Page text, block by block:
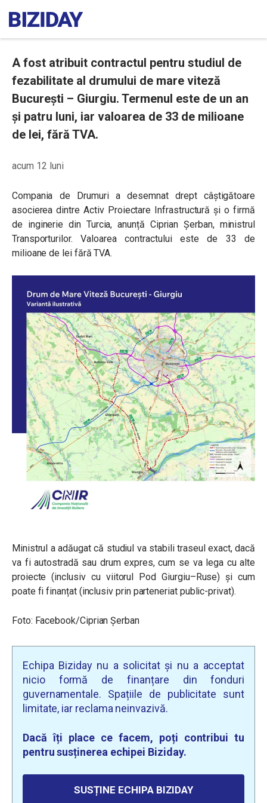
A fost atribuit contractul pentru studiul de
fezabilitate al drumului de mare viteză
București – Giurgiu. Termenul este de un an
și patru luni, iar valoarea de 33 de milioane
de lei, fără TVA.
acum 12 luni
Compania de Drumuri a desemnat drept câștigătoare
asocierea dintre Activ Proiectare Infrastructură și o firmă
de inginerie din Turcia, anunță Ciprian Șerban, ministrul
Transporturilor. Valoarea contractului este de 33 de
milioane de lei fără TVA.
Ministrul a adăugat că studiul va stabili traseul exact, dacă
va fi autostradă sau drum expres, cum se va lega cu alte
proiecte (inclusiv cu viitorul Pod Giurgiu–Ruse) și cum
poate fi finanțat (inclusiv prin parteneriat public-privat).
Foto: Facebook/Ciprian Șerban
Echipa Biziday nu a solicitat și nu a acceptat
nicio formă de finanțare din fonduri
guvernamentale. Spațiile de publicitate sunt
limitate, iar reclama neinvazivă.
Dacă îți place ce facem, poți contribui tu
pentru susținerea echipei Biziday.
SUSȚINE ECHIPA BIZIDAY